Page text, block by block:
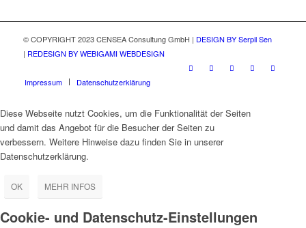
© COPYRIGHT 2023 CENSEA Consultung GmbH | DESIGN BY Serpil Sen
| REDESIGN BY WEBIGAMI WEBDESIGN
Impressum Datenschutzerklärung
Diese Webseite nutzt Cookies, um die Funktionalität der Seiten
und damit das Angebot für die Besucher der Seiten zu
verbessern. Weitere Hinweise dazu finden Sie in unserer
Datenschutzerklärung.
OK MEHR INFOS
Cookie- und Datenschutz-Einstellungen